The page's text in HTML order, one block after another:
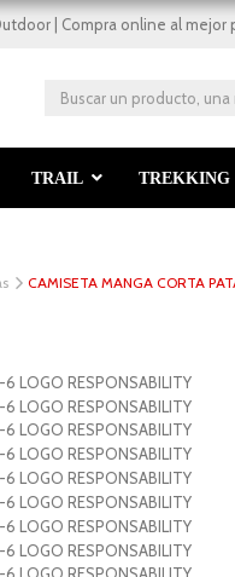
| Compra online al mejor
TRAIL TREKKING
CAMISETA MANGA CORTA